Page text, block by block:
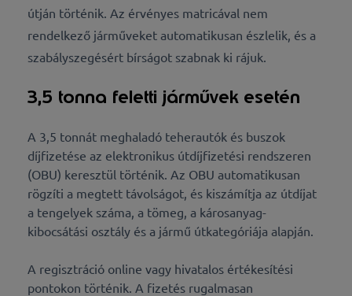
útján történik. Az érvényes matricával nem
rendelkező járműveket automatikusan észlelik, és a
szabályszegésért bírságot szabnak ki rájuk.
3,5 tonna feletti járművek esetén
A 3,5 tonnát meghaladó teherautók és buszok
díjfizetése az elektronikus útdíjfizetési rendszeren
(OBU) keresztül történik. Az OBU automatikusan
rögzíti a megtett távolságot, és kiszámítja az útdíjat
a tengelyek száma, a tömeg, a károsanyag-
kibocsátási osztály és a jármű útkategóriája alapján.
A regisztráció online vagy hivatalos értékesítési
pontokon történik. A fizetés rugalmasan